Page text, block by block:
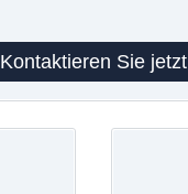
Kontaktieren Sie jetzt